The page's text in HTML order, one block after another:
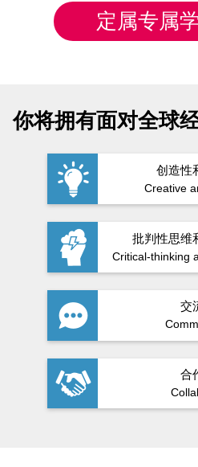
定属专属
你将拥有面对全球
创造性
Creative
批判性思维
Critical-thinking
交
合